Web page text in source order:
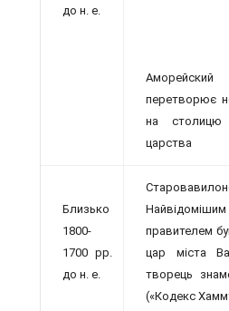
до н. е.
перетворює
на столицю
царства
Близько
1800-
1700 рр.
до н. е.
правителем
цар міста
творець
(«Кодекс